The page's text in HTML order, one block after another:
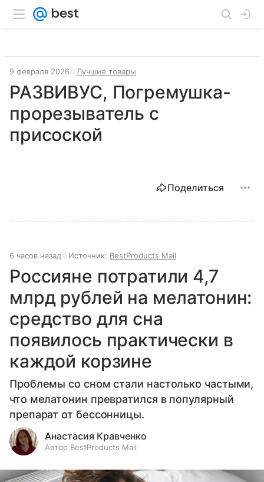
9 февраля 2026 Лучшие товары
РАЗВИВУС, Погремушка-
прорезыватель с
присоской
Поделиться
6 часов назад Источник: BestProducts Mail
Россияне потратили 4,7
млрд рублей на мелатонин:
средство для сна
появилось практически в
каждой корзине
Проблемы со сном стали настолько частыми,
что мелатонин превратился в популярный
препарат от бессонницы.
Анастасия Кравченко
Автор BestProducts Mail